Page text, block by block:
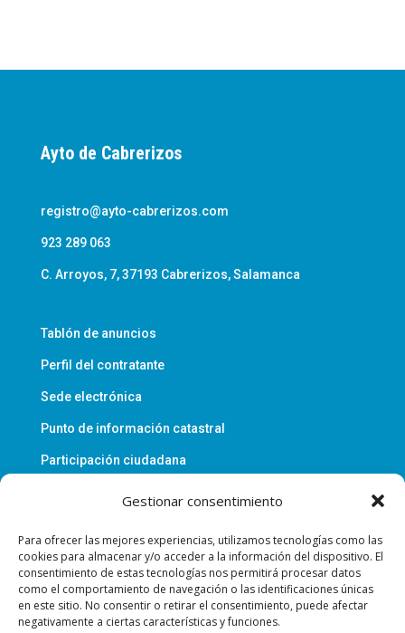
Gestionar consentimiento
Para ofrecer las mejores experiencias, utilizamos tecnologías como las
cookies para almacenar y/o acceder a la información del dispositivo. El
consentimiento de estas tecnologías nos permitirá procesar datos
como el comportamiento de navegación o las identificaciones únicas
en este sitio. No consentir o retirar el consentimiento, puede afectar
negativamente a ciertas características y funciones.
Ayto de Cabrerizos
registro@ayto-cabrerizos.com
923 289 063
C. Arroyos, 7, 37193 Cabrerizos, Salamanca
Tablón de anuncios
Perfil del contratante
Sede electrónica
Punto de información catastral
Participación ciudadana
Aviso legal
Política de cookies
Accesibilidad